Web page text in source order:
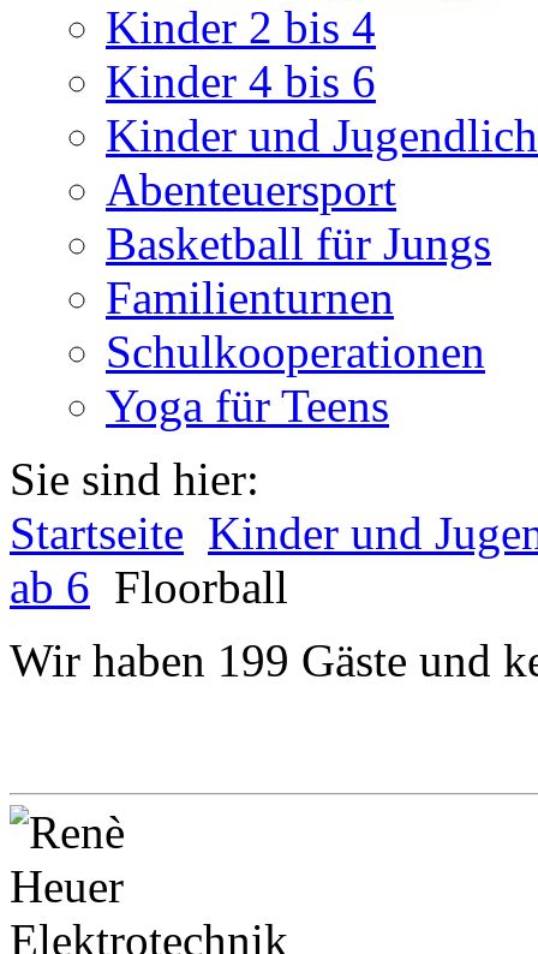
Kinder 2 bis 4
Kinder 4 bis 6
Kinder und
Abenteuersport
Basketball für Jungs
Familienturnen
Schulkooperationen
Yoga für Teens
Sie sind hier:
Startseite Kinder und
ab 6 Floorball
Wir haben 199 Gäste und